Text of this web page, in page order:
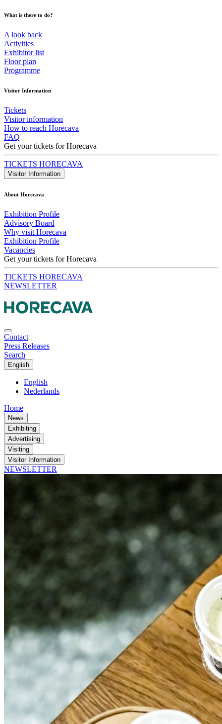
What is there to do?
A look back
Activities
Exhibitor list
Floor plan
Programme
Visitor Information
Tickets
Visitor information
How to reach Horecava
FAQ
Get your tickets for Horecava
TICKETS HORECAVA
Visitor Information
About Horecava
Exhibition Profile
Advisory Board
Why visit Horecava
Exhibition Profile
Vacancies
Get your tickets for Horecava
TICKETS HORECAVA
NEWSLETTER
Contact
Press Releases
Search
English
English
Nederlands
Home
News
Exhibiting
Advertising
Visiting
Visitor Information
NEWSLETTER